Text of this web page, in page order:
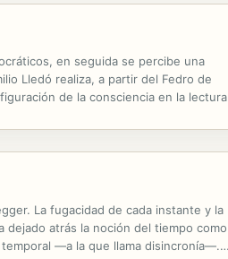
en seguida se percibe una
Lledó realiza, a partir del Fedro de
de la consciencia en la lectura
La fugacidad de cada instante y la
atrás la noción del tiempo como
—a la que llama disincronía—.